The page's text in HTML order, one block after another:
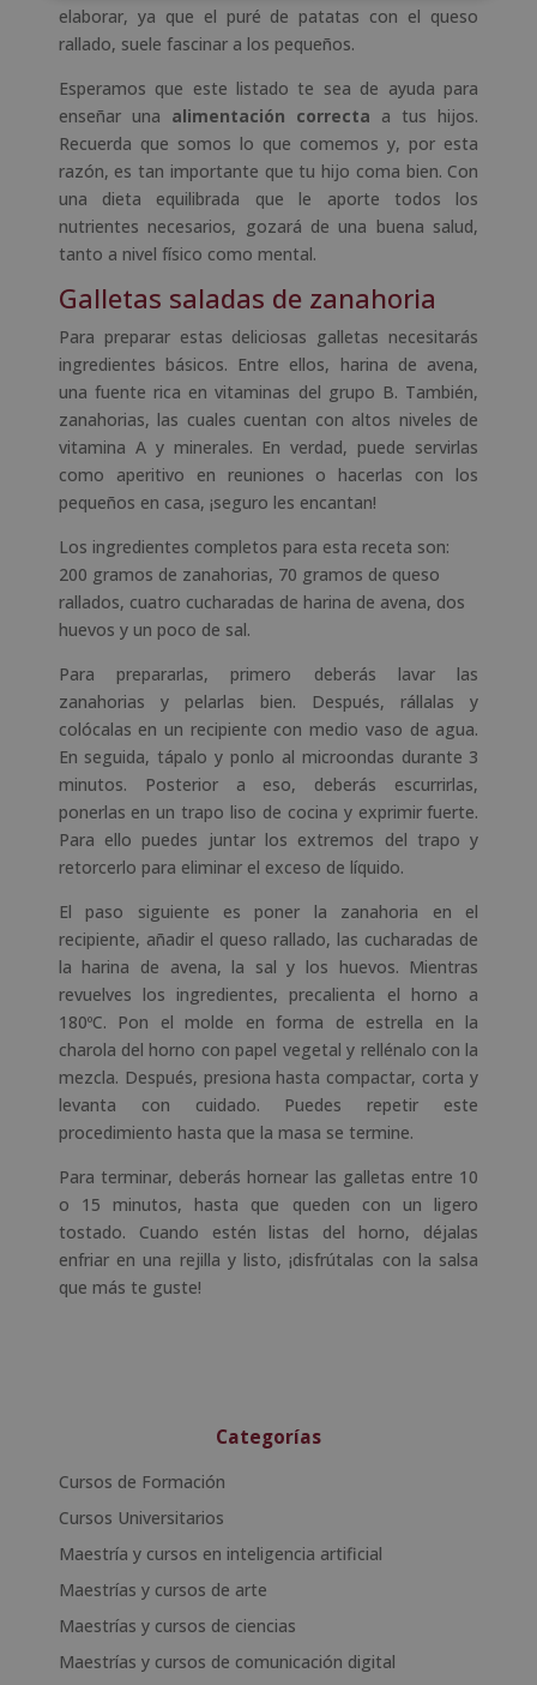
elaborar, ya que el puré de patatas con el queso
rallado, suele fascinar a los pequeños.
Esperamos que este listado te sea de ayuda para
enseñar una alimentación correcta a tus hijos.
Recuerda que somos lo que comemos y, por esta
razón, es tan importante que tu hijo coma bien. Con
una dieta equilibrada que le aporte todos los
nutrientes necesarios, gozará de una buena salud,
tanto a nivel físico como mental.
Galletas saladas de zanahoria
Para preparar estas deliciosas galletas necesitarás
ingredientes básicos. Entre ellos, harina de avena,
una fuente rica en vitaminas del grupo B. También,
zanahorias, las cuales cuentan con altos niveles de
vitamina A y minerales. En verdad, puede servirlas
como aperitivo en reuniones o hacerlas con los
pequeños en casa, ¡seguro les encantan!
Los ingredientes completos para esta receta son:
200 gramos de zanahorias, 70 gramos de queso
rallados, cuatro cucharadas de harina de avena, dos
huevos y un poco de sal.
Para prepararlas, primero deberás lavar las
zanahorias y pelarlas bien. Después, rállalas y
colócalas en un recipiente con medio vaso de agua.
En seguida, tápalo y ponlo al microondas durante 3
minutos. Posterior a eso, deberás escurrirlas,
ponerlas en un trapo liso de cocina y exprimir fuerte.
Para ello puedes juntar los extremos del trapo y
retorcerlo para eliminar el exceso de líquido.
El paso siguiente es poner la zanahoria en el
recipiente, añadir el queso rallado, las cucharadas de
la harina de avena, la sal y los huevos. Mientras
revuelves los ingredientes, precalienta el horno a
180ºC. Pon el molde en forma de estrella en la
charola del horno con papel vegetal y rellénalo con la
mezcla. Después, presiona hasta compactar, corta y
levanta con cuidado. Puedes repetir este
procedimiento hasta que la masa se termine.
Para terminar, deberás hornear las galletas entre 10
o 15 minutos, hasta que queden con un ligero
tostado. Cuando estén listas del horno, déjalas
enfriar en una rejilla y listo, ¡disfrútalas con la salsa
que más te guste!
Categorías
Cursos de Formación
Cursos Universitarios
Maestría y cursos en inteligencia artificial
Maestrías y cursos de arte
Maestrías y cursos de ciencias
Maestrías y cursos de comunicación digital